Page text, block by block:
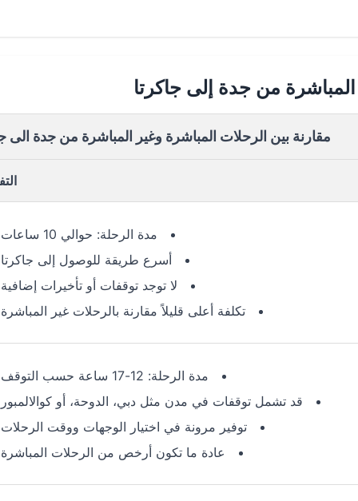
من جدة إلى جاكرتا
مقارنة بين الرحلات المباشرة وغير المباشرة من جدة الى
مدة الرحلة: حوالي 10 ساعات
أسرع طريقة للوصول إلى جاكرتا
لا توجد توقفات أو تأخيرات إضافية
تكلفة أعلى قليلاً مقارنة بالرحلات غير المباشرة
مدة الرحلة: 12-17 ساعة حسب التوقف
قد تشمل توقفات في مدن مثل دبي، الدوحة، أو كوالالمبور
توفير مرونة في اختيار الوجهات ووقت الرحلات
عادة ما تكون أرخص من الرحلات المباشرة